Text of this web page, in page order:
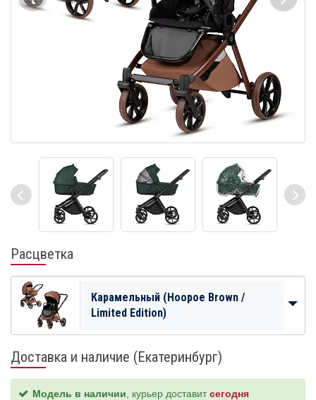
Расцветка
Карамельный (Hoopoe Brown /
Limited Edition)
Доставка и наличие (Екатеринбург)
Модель в наличии , курьер доставитсегодня